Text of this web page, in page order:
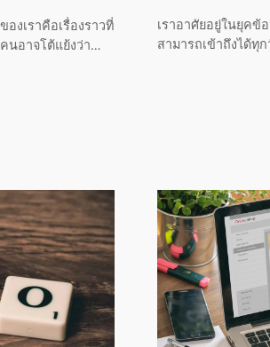
องเราคือเรื่องราวที่
นอาจโต้แย้งว่า…
เราอาศัยอยู่ในยุคข้
สามารถเข้าถึงได้ทุ